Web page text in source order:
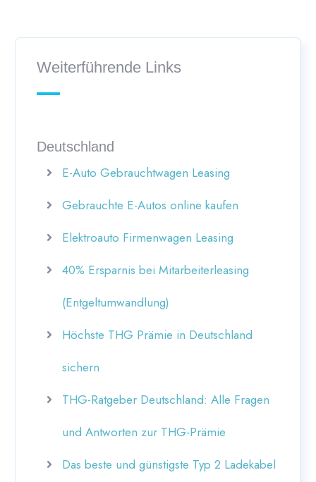
Weiterführende Links
Deutschland
E-Auto Gebrauchtwagen Leasing
Gebrauchte E-Autos online kaufen
Elektroauto Firmenwagen Leasing
40% Ersparnis bei Mitarbeiterleasing
(Entgeltumwandlung)
Höchste THG Prämie in Deutschland
sichern
THG-Ratgeber Deutschland: Alle Fragen
und Antworten zur THG-Prämie
Das beste und günstigste Typ 2 Ladekabel